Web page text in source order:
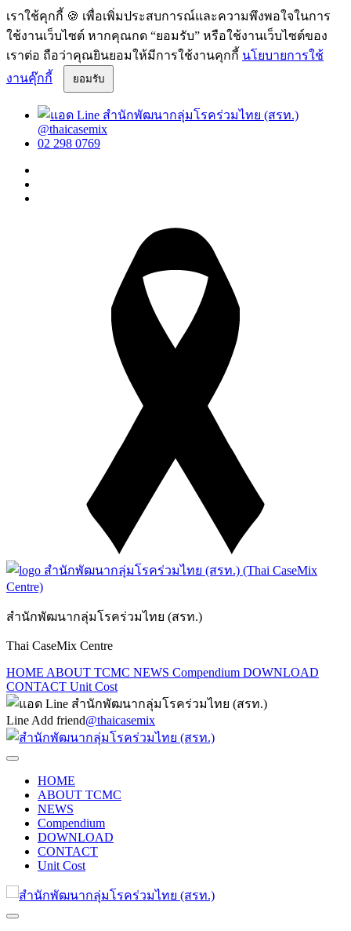
เราใช้คุกกี้ 🍪 เพื่อเพิ่มประสบการณ์และความพึงพอใจในการ
ใช้งานเว็บไซต์ หากคุณกด “ยอมรับ” หรือใช้งานเว็บไซต์ของ
เราต่อ ถือว่าคุณยินยอมให้มีการใช้งานคุกกี้ นโยบายการใช้
งานคุ๊กกี้
ยอมรับ
@thaicasemix
02 298 0769
สำนักพัฒนากลุ่มโรคร่วมไทย (สรท.)
Thai CaseMix Centre
HOME ABOUT TCMC NEWS Compendium DOWNLOAD
CONTACT Unit Cost
Line Add friend@thaicasemix
HOME
ABOUT TCMC
NEWS
Compendium
DOWNLOAD
CONTACT
Unit Cost